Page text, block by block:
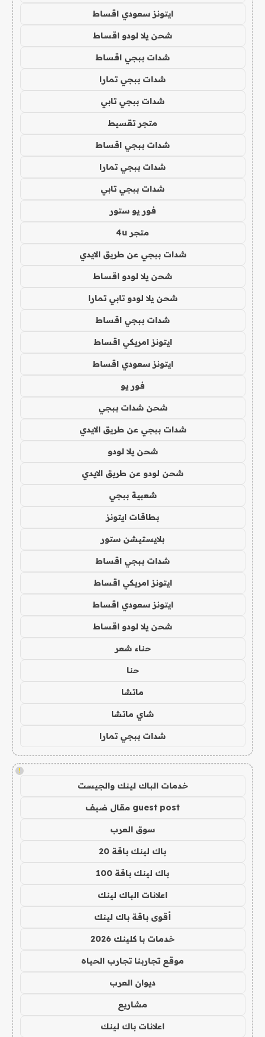
ايتونز سعودي اقساط
شحن يلا لودو اقساط
شدات ببجي اقساط
شدات ببجي تمارا
شدات ببجي تابي
متجر تقسيط
شدات ببجي اقساط
شدات ببجي تمارا
شدات ببجي تابي
فور يو ستور
متجر 4u
شدات ببجي عن طريق الايدي
شحن يلا لودو اقساط
شحن يلا لودو تابي تمارا
شدات ببجي اقساط
ايتونز امريكي اقساط
ايتونز سعودي اقساط
فور يو
شحن شدات ببجي
شدات ببجي عن طريق الايدي
شحن يلا لودو
شحن لودو عن طريق الايدي
شعبية ببجي
بطاقات ايتونز
بلايستيشن ستور
شدات ببجي اقساط
ايتونز امريكي اقساط
ايتونز سعودي اقساط
شحن يلا لودو اقساط
حناء شعر
حنا
ماتشا
شاي ماتشا
شدات ببجي تمارا
!
خدمات الباك لينك والجيست
guest post مقال ضيف
سوق العرب
باك لينك باقة 20
باك لينك باقة 100
اعلانات الباك لينك
أقوى باقة باك لينك
خدمات با كلينك 2026
موقع تجاربنا تجارب الحياه
ديوان العرب
مشاريع
اعلانات باك لينك